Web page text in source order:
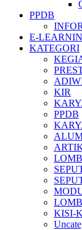
PPDB
E-
KATEGORI
KIR
PPDB
KISI-